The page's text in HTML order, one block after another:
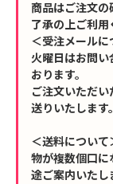
商品はご注文の
了承の上ご利用
＜受注メールに
火曜日はお問
おります。
ご注文いただ
送りいたします。
＜送料につい
物が複数個口に
途ご案内いたし